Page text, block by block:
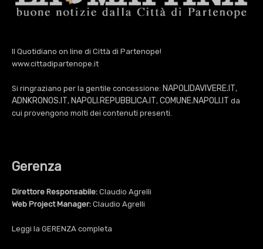
Il Quotidiano on line di Città di Partenope!
www.cittadipartenope.it
Si ringraziano per la gentile concessione: NAPOLIDAVIVERE.IT,
ADNKRONOS.IT, NAPOLI.REPUBBLICA.IT, COMUNE.NAPOLI.IT da
cui provengono molti dei contenuti presenti.
Gerenza
Direttore Responsabile: Claudio Agrelli
Web Project Manager: Claudio Agrelli
Leggi la GERENZA completa